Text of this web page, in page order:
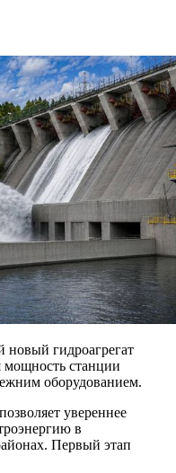
гидроагрегат
станции
оборудованием.
увереннее
в
Первый этап